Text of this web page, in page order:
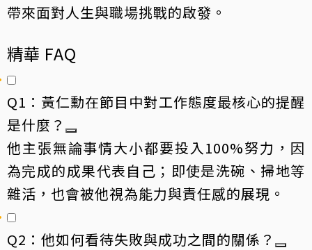
帶來面對人生與職場挑戰的啟發。
精華 FAQ
Q1：黃仁勳在節目中對工作態度最核心的提醒
是什麼？
他主張無論事情大小都要投入100%努力，因
為完成的成果代表自己；即使是洗碗、掃地等
雜活，也會被他視為能力與責任感的展現。
Q2：他如何看待失敗與成功之間的關係？